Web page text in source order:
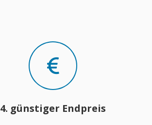
4. günstiger Endpreis